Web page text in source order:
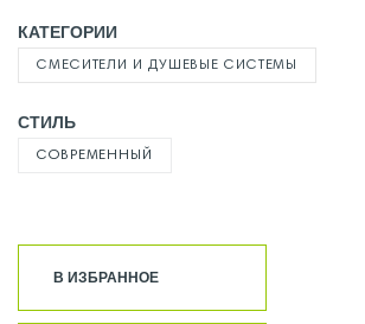
КАТЕГОРИИ
СМЕСИТЕЛИ И ДУШЕВЫЕ СИСТЕМЫ
СТИЛЬ
СОВРЕМЕННЫЙ
В ИЗБРАННОЕ